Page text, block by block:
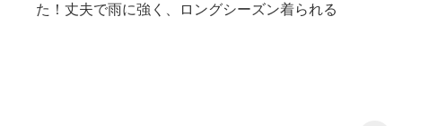
た！丈夫で雨に強く、ロングシーズン着られる